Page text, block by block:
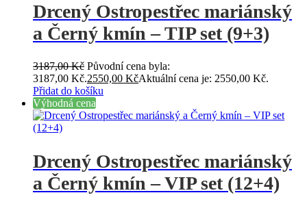
Drcený Ostropestřec mariánský
a Černý kmín – TIP set (9+3)
3187,00Kč Původní cena byla:
3187,00 Kč.2550,00 KčAktuální cena je: 2550,00 Kč.
Přidat do košíku
Výhodná cena
Drcený Ostropestřec mariánský
a Černý kmín – VIP set (12+4)